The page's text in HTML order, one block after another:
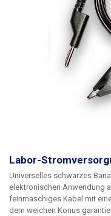
Labor-
Universelles schwarzes
elektronischen Anwendung
feinmaschiges Kabel mit
dem weichen Konus